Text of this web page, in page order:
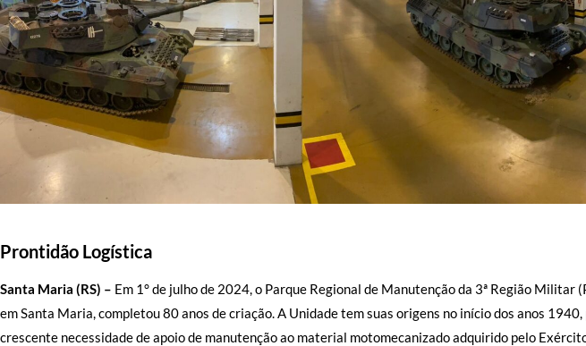
Prontidão Logística
Santa Maria (RS) – Em 1° de julho de 2024, o Parque Regional de Manutenção da 3ª Região Militar
em Santa Maria, completou 80 anos de criação. A Unidade tem suas origens no início dos anos
crescente necessidade de apoio de manutenção ao material motomecanizado adquirido pelo